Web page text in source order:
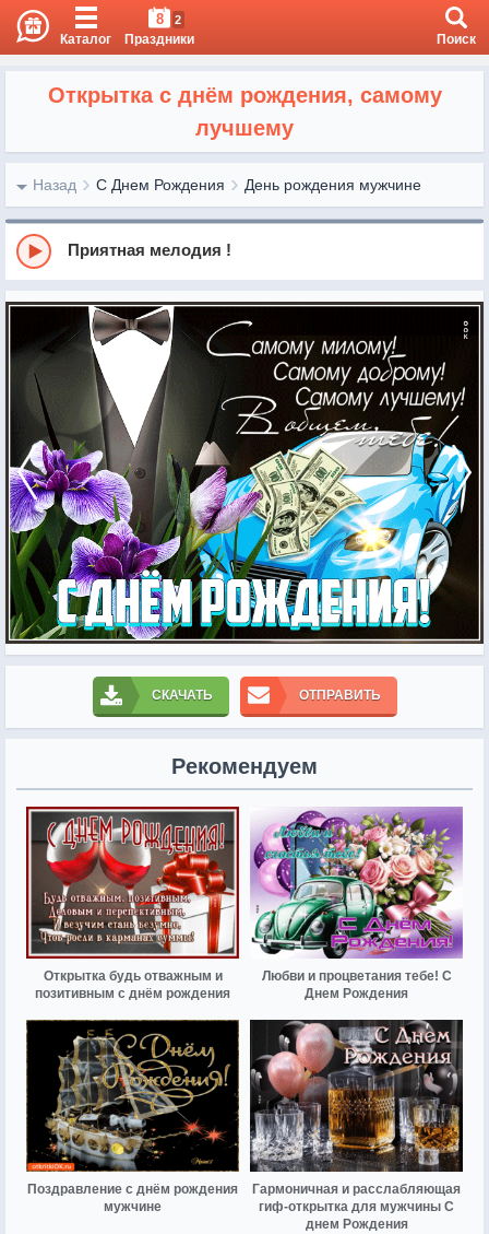
Каталог
8 2
Праздники Поиск
Открытка с днём рождения, самому
лучшему
Назад С Днем Рождения День рождения мужчине
Приятная мелодия !
СКАЧАТЬ ОТПРАВИТЬ
Рекомендуем
Открытка будь отважным и
позитивным с днём рождения
Любви и процветания тебе! С
Днем Рождения
Поздравление с днём рождения
мужчине
Гармоничная и расслабляющая
гиф-открытка для мужчины С
днем Рождения